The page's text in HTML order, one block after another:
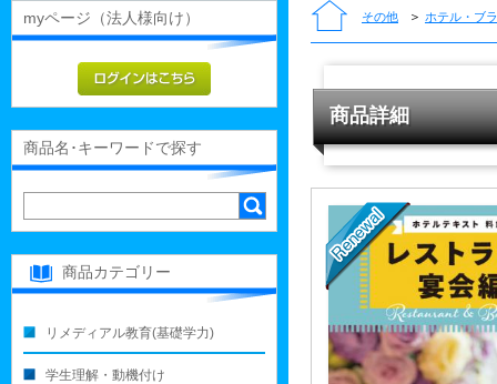
その他 ＞ ホテル・ブ
商品詳細
myページ（法人様向け）
商品名･キーワードで探す
商品カテゴリー
リメディアル教育(基礎学力)
学生理解・動機付け